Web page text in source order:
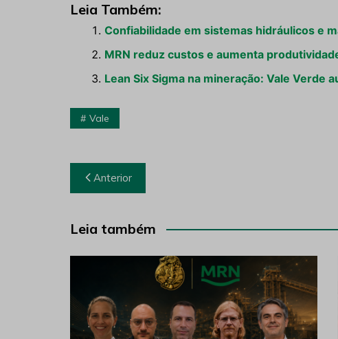
Leia Também:
Confiabilidade em sistemas hidráulicos e
MRN reduz custos e aumenta
Lean Six Sigma na mineração: Vale Verde
Vale
Navegação
de
Post
Anterior
Leia também